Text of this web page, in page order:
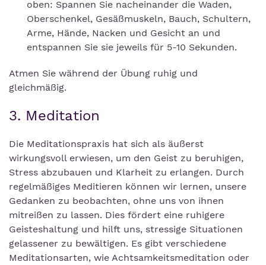
oben: Spannen Sie nacheinander die Waden,
Oberschenkel, Gesäßmuskeln, Bauch, Schultern,
Arme, Hände, Nacken und Gesicht an und
entspannen Sie sie jeweils für 5-10 Sekunden.
Atmen Sie während der Übung ruhig und
gleichmäßig.
3. Meditation
Die Meditationspraxis hat sich als äußerst
wirkungsvoll erwiesen, um den Geist zu beruhigen,
Stress abzubauen und Klarheit zu erlangen. Durch
regelmäßiges Meditieren können wir lernen, unsere
Gedanken zu beobachten, ohne uns von ihnen
mitreißen zu lassen. Dies fördert eine ruhigere
Geisteshaltung und hilft uns, stressige Situationen
gelassener zu bewältigen. Es gibt verschiedene
Meditationsarten, wie Achtsamkeitsmeditation oder